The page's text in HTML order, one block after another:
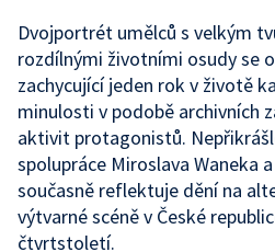
Dvojportrét umělců s velkým
rozdílnými životními osudy se
zachycující jeden rok v životě
minulosti v podobě archivních
aktivit protagonistů.
spolupráce Miroslava Waneka
současně reflektuje dění na
výtvarné scéně v České
čtvrtstoletí.